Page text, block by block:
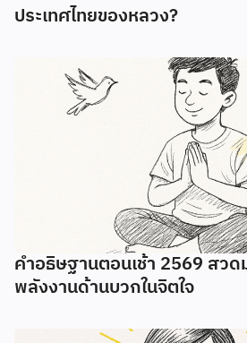
ประเทศไทยของหลวง?
คำอธิษฐานตอนเช้า 2569 สวด
พลังงานด้านบวกในจิตใจ